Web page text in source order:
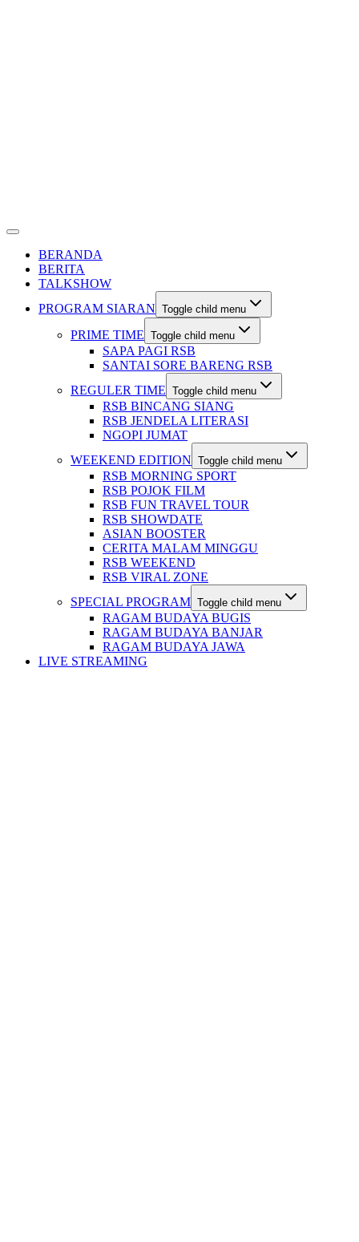
BERANDA
BERITA
TALKSHOW
PROGRAM SIARAN Toggle child menu
PRIME TIME Toggle child menu
SAPA PAGI RSB
SANTAI SORE BARENG RSB
REGULER TIME Toggle child menu
RSB BINCANG SIANG
RSB JENDELA LITERASI
NGOPI JUMAT
WEEKEND EDITION Toggle child menu
RSB MORNING SPORT
RSB POJOK FILM
RSB FUN TRAVEL TOUR
RSB SHOWDATE
ASIAN BOOSTER
CERITA MALAM MINGGU
RSB WEEKEND
RSB VIRAL ZONE
SPECIAL PROGRAM Toggle child menu
RAGAM BUDAYA BUGIS
RAGAM BUDAYA BANJAR
RAGAM BUDAYA JAWA
LIVE STREAMING